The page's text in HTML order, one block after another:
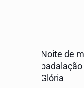
Noite de
Glória